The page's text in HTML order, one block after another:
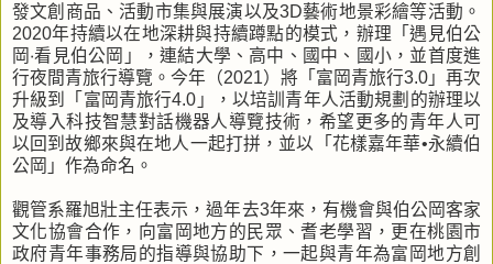
發文創商品、活動市集與展演以及3D藝術地景彩繪等活動。
2020年持續以在地深耕與持續蹲點的模式，辦理「遇見伯公
岡‧看見伯公岡」，連結大學、高中、國中、國小，並首度進
行夜間青旅行導覽。今年（2021）將「富岡青旅行3.0」再次
升級到「富岡青旅行4.0」，以培訓青年人活動規劃的辦理以
及導入科技智慧對話機器人導覽技術，希望更多的青年人可
以回到故鄉來與在地人一起打拼，並以「花樣嘉年華•永續伯
公岡」作為命名。
觀管系羅旭壯主任表示，過年去3年來，有機會與伯公岡客家
文化協會合作，向富岡地方的民眾、耆老學習，更在桃園市
政府青年事務局的指導與協助下，一起與青年為富岡地方創